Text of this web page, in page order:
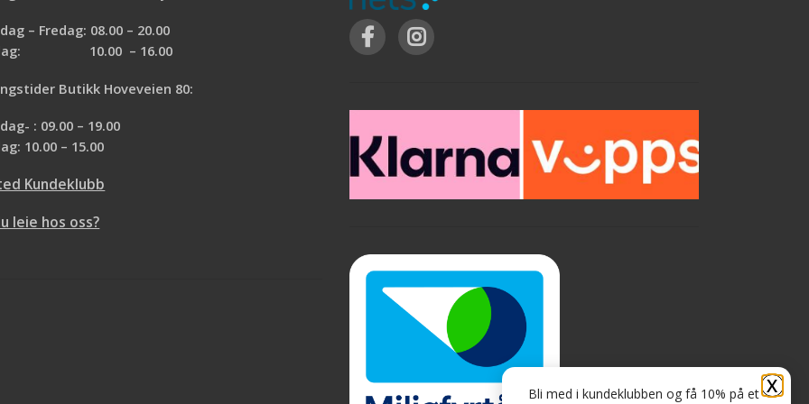
– Fredag: 08.00 – 20.00
10.00 – 16.00
Butikk Hoveveien 80:
: 09.00 – 19.00
10.00 – 15.00
Kundeklubb
leie hos oss?
X
Bli med i kundeklubben og få 10% på et